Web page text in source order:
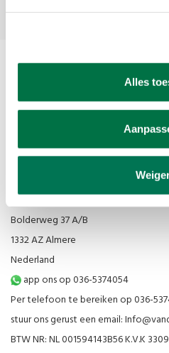
Alles
Van den Broek Biljarts staat voor
Bolderweg 37 A/B
1332 AZ Almere
Nederland
app ons op 036-5374054
Per telefoon te bereiken op 036-
stuur ons gerust een email:
BTW NR: NL 001594143B56 K.V.K